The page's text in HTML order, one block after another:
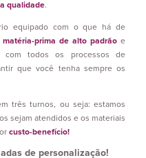
qualidade.
equipado com o que há de
matéria-prima de alto padrão e
com todos os processos de
que você tenha sempre os
três turnos, ou seja: estamos
sejam atendidos e os materiais
custo-benefício!
de personalização!